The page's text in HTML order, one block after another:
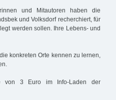
und Mitautoren haben die
und Volksdorf recherchiert, für
werden sollen. Ihre Lebens- und
konkreten Orte kennen zu lernen,
von 3 Euro im Info-Laden der